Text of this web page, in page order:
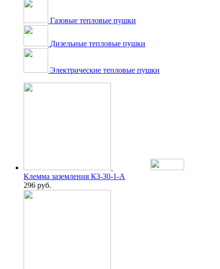
Газовые тепловые пушки
Дизельные тепловые пушки
Электрические тепловые пушки
Клемма заземления КЗ-30-1-А
296 руб.